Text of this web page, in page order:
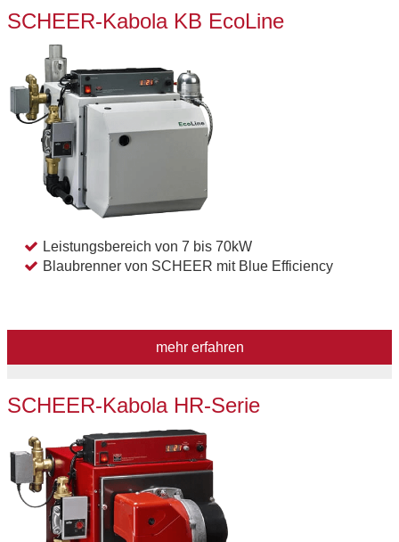
SCHEER-Kabola KB EcoLine
Leistungsbereich von 7 bis 70kW
Blaubrenner von SCHEER mit Blue Efficiency
mehr erfahren
SCHEER-Kabola HR-Serie